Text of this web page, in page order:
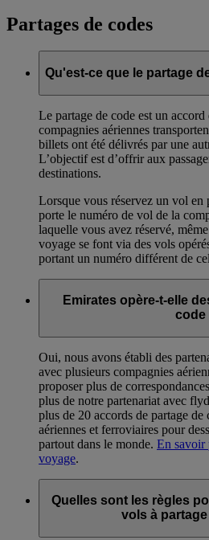
Partages de codes
Qu'est-ce que le partage
Le partage de code est un
compagnies aériennes
billets ont été délivrés par une
L’objectif est d’offrir aux
destinations.
Lorsque vous réservez un vol en
porte le numéro de vol de la
laquelle vous avez réservé,
voyage se font via des vols
portant un numéro différent de
Emirates opère-t-elle
code
Oui, nous avons établi des
avec plusieurs compagnies
proposer plus de
plus de notre partenariat avec
plus de 20 accords de partage de
aériennes et ferroviaires pour
partout dans le monde. En savoir
voyage.
Quelles sont les règles
vols à